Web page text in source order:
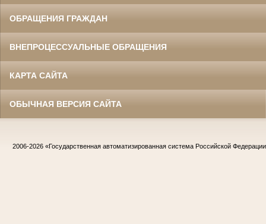
ОБРАЩЕНИЯ ГРАЖДАН
ВНЕПРОЦЕССУАЛЬНЫЕ ОБРАЩЕНИЯ
КАРТА САЙТА
ОБЫЧНАЯ ВЕРСИЯ САЙТА
2006-2026 «Государственная автоматизированная система Российской